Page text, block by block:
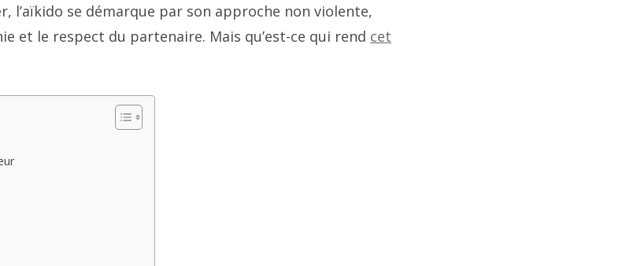
l’aïkido se démarque par son approche non violente,
et le respect du partenaire. Mais qu’est-ce qui rend cet